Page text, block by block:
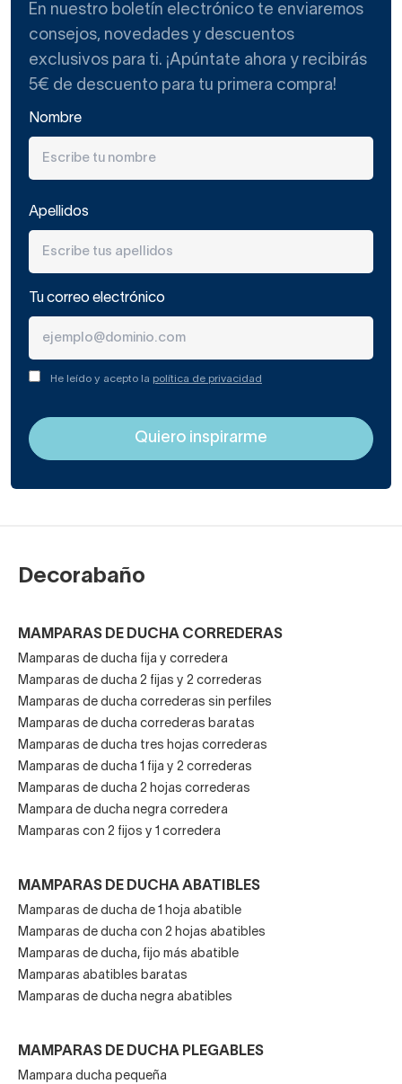
En nuestro boletín electrónico te enviaremos
consejos, novedades y descuentos
exclusivos para ti. ¡Apúntate ahora y recibirás
5€ de descuento para tu primera compra!
Nombre
Apellidos
Tu correo electrónico
He leído y acepto la política de privacidad
Decorabaño
MAMPARAS DE DUCHA CORREDERAS
Mamparas de ducha fija y corredera
Mamparas de ducha 2 fijas y 2 correderas
Mamparas de ducha correderas sin perfiles
Mamparas de ducha correderas baratas
Mamparas de ducha tres hojas correderas
Mamparas de ducha 1 fija y 2 correderas
Mamparas de ducha 2 hojas correderas
Mampara de ducha negra corredera
Mamparas con 2 fijos y 1 corredera
MAMPARAS DE DUCHA ABATIBLES
Mamparas de ducha de 1 hoja abatible
Mamparas de ducha con 2 hojas abatibles
Mamparas de ducha, fijo más abatible
Mamparas abatibles baratas
Mamparas de ducha negra abatibles
MAMPARAS DE DUCHA PLEGABLES
Mampara ducha pequeña